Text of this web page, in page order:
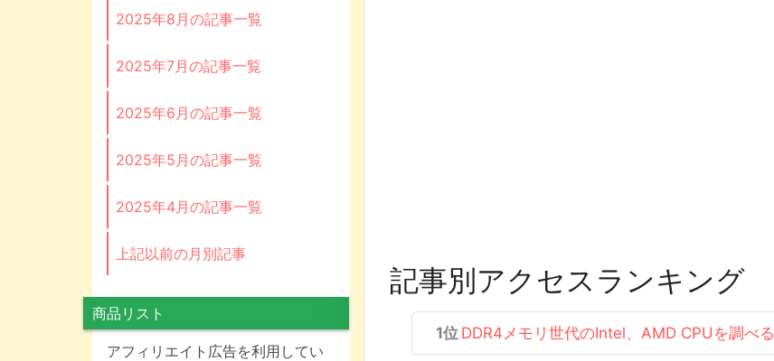
記事別アクセスランキング
DDR4メモリ世代のIntel、AMD CPUを調べる
2025年8月の記事一覧
2025年7月の記事一覧
2025年6月の記事一覧
2025年5月の記事一覧
2025年4月の記事一覧
上記以前の月別記事
商品リスト
アフィリエイト広告を利用してい